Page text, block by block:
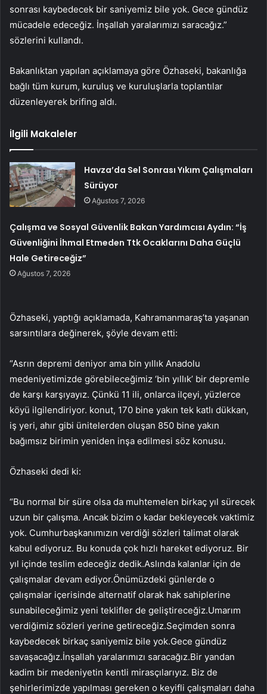
sonrası kaybedecek bir saniyemiz bile yok. Gece gündüz
mücadele edeceğiz. İnşallah yaralarımızı saracağız.”
sözlerini kullandı.
Bakanlıktan yapılan açıklamaya göre Özhaseki, bakanlığa
bağlı tüm kurum, kuruluş ve kuruluşlarla toplantılar
düzenleyerek brifing aldı.
İlgili Makaleler
Havza’da Sel Sonrası Yıkım Çalışmaları
Sürüyor
Ağustos 7, 2026
Çalışma ve Sosyal Güvenlik Bakan Yardımcısı Aydın: “İş
Güvenliğini İhmal Etmeden Ttk Ocaklarını Daha Güçlü
Hale Getireceğiz”
Ağustos 7, 2026
Özhaseki, yaptığı açıklamada, Kahramanmaraş’ta yaşanan
sarsıntılara değinerek, şöyle devam etti:
“Asrın depremi deniyor ama bin yıllık Anadolu
medeniyetimizde görebileceğimiz ‘bin yıllık’ bir depremle
de karşı karşıyayız. Çünkü 11 ili, onlarca ilçeyi, yüzlerce
köyü ilgilendiriyor. konut, 170 bine yakın tek katlı dükkan,
iş yeri, ahır gibi ünitelerden oluşan 850 bine yakın
bağımsız birimin yeniden inşa edilmesi söz konusu.
Özhaseki dedi ki:
“Bu normal bir süre olsa da muhtemelen birkaç yıl sürecek
uzun bir çalışma. Ancak bizim o kadar bekleyecek vaktimiz
yok. Cumhurbaşkanımızın verdiği sözleri talimat olarak
kabul ediyoruz. Bu konuda çok hızlı hareket ediyoruz. Bir
yıl içinde teslim edeceğiz dedik.Aslında kalanlar için de
çalışmalar devam ediyor.Önümüzdeki günlerde o
çalışmalar içerisinde alternatif olarak hak sahiplerine
sunabileceğimiz yeni teklifler de geliştireceğiz.Umarım
verdiğimiz sözleri yerine getireceğiz.Seçimden sonra
kaybedecek birkaç saniyemiz bile yok.Gece gündüz
savaşacağız.İnşallah yaralarımızı saracağız.Bir yandan
kadim bir medeniyetin kentli mirasçılarıyız. Biz de
şehirlerimizde yapılması gereken o keyifli çalışmaları daha